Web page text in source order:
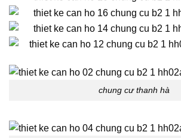
chung cư thanh hà